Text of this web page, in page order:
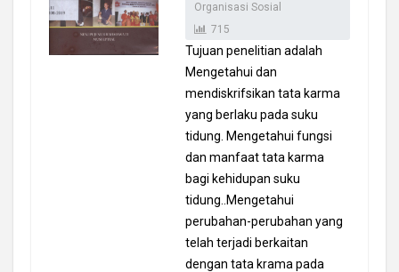
Organisasi Sosial
715
Tujuan penelitian adalah
Mengetahui dan
mendiskrifsikan tata karma
yang berlaku pada suku
tidung. Mengetahui fungsi
dan manfaat tata karma
bagi kehidupan suku
tidung..Mengetahui
perubahan-perubahan yang
telah terjadi berkaitan
dengan tata krama pada